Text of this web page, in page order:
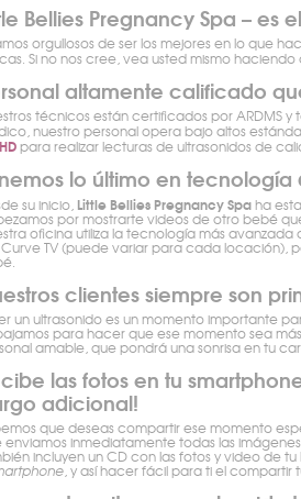
Bellies Pregnancy Spa – es
orgullosos de ser los mejores en lo que
Si no nos cree, vea usted mismo haciendo
altamente calificado
técnicos están certificados por ARDMS
nuestro personal opera bajo altos
para realizar lecturas de ultrasonidos de
lo último en tecnología
su inicio, Little Bellies Pregnancy Spaha
por mostrarte videos de otro bebé
oficina utiliza la tecnología más
Curve TV (puede variar para cada locación),
clientes siempre son
un ultrasonido es un momento importante
para hacer que ese momento sea
amable, que pondrá una sonrisa en tu
las fotos en tu
adicional!
que deseas compartir ese momento
enviamos inmediatamente todas las
incluyen un CD con las fotos y video de
, y así hacer fácil para ti el compartir